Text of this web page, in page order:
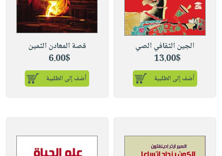
الجين الثقافي الصي
13.00$
أضف إلى الطلبية
قصة المعادن الثمين
6.00$
أضف إلى الطلبية